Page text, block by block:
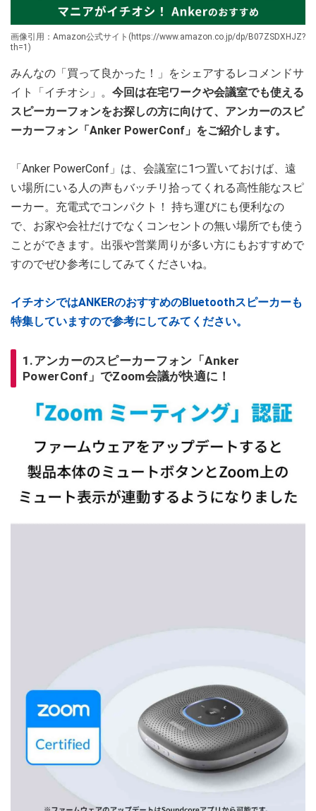
画像引用：Amazon公式サイト(https://www.amazon.co.jp/dp/B07ZSDXHJZ?
th=1)
みんなの「買って良かった！」をシェアするレコメンドサ
イト「イチオシ」。 今回は在宅ワークや会議室でも使える
スピーカーフォンをお探しの方に向けて、アンカーのスピ
ーカーフォン「Anker PowerConf」をご紹介します。
「Anker PowerConf」は、会議室に1つ置いておけば、遠
い場所にいる人の声もバッチリ拾ってくれる高性能なスピ
ーカー。充電式でコンパクト！ 持ち運びにも便利なの
で、お家や会社だけでなくコンセントの無い場所でも使う
ことができます。出張や営業周りが多い方にもおすすめで
すのでぜひ参考にしてみてくださいね。
イチオシではANKERのおすすめのBluetoothスピーカーも
特集していますので参考にしてみてください。
1.アンカーのスピーカーフォン「Anker
PowerConf」でZoom会議が快適に！